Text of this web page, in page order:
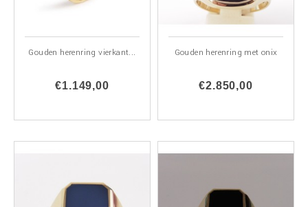
Gouden herenring vierkant...
€1.149,00
Gouden herenring met onix
€2.850,00